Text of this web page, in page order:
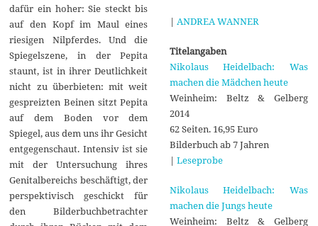
dafür ein hoher: Sie steckt bis
auf den Kopf im Maul eines
riesigen Nilpferdes. Und die
Spiegelszene, in der Pepita
staunt, ist in ihrer Deutlichkeit
nicht zu überbieten: mit weit
gespreizten Beinen sitzt Pepita
auf dem Boden vor dem
Spiegel, aus dem uns ihr Gesicht
entgegenschaut. Intensiv ist sie
mit der Untersuchung ihres
Genitalbereichs beschäftigt, der
perspektivisch geschickt für
den Bilderbuchbetrachter
| ANDREA WANNER
Titelangaben
Nikolaus Heidelbach: Was
machen die Mädchen heute
Weinheim: Beltz & Gelberg
2014
62 Seiten. 16,95 Euro
Bilderbuch ab 7 Jahren
| Leseprobe
Nikolaus Heidelbach: Was
machen die Jungs heute
Weinheim: Beltz & Gelberg